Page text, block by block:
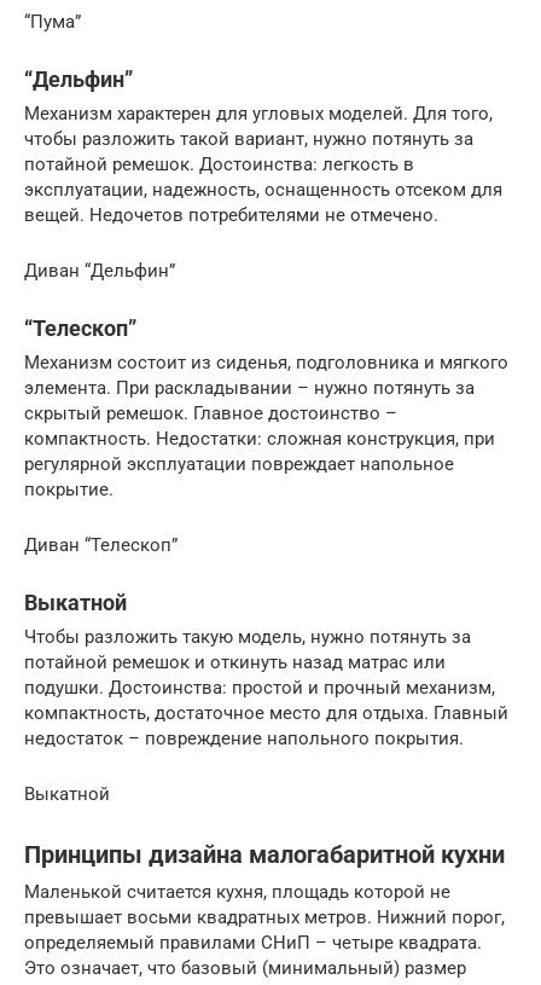
“Пума”
“Дельфин”
Механизм характерен для угловых моделей. Для того,
чтобы разложить такой вариант, нужно потянуть за
потайной ремешок. Достоинства: легкость в
эксплуатации, надежность, оснащенность отсеком для
вещей. Недочетов потребителями не отмечено.
Диван “Дельфин”
“Телескоп”
Механизм состоит из сиденья, подголовника и мягкого
элемента. При раскладывании – нужно потянуть за
скрытый ремешок. Главное достоинство –
компактность. Недостатки: сложная конструкция, при
регулярной эксплуатации повреждает напольное
покрытие.
Диван “Телескоп”
Выкатной
Чтобы разложить такую модель, нужно потянуть за
потайной ремешок и откинуть назад матрас или
подушки. Достоинства: простой и прочный механизм,
компактность, достаточное место для отдыха. Главный
недостаток – повреждение напольного покрытия.
Выкатной
Принципы дизайна малогабаритной кухни
Маленькой считается кухня, площадь которой не
превышает восьми квадратных метров. Нижний порог,
определяемый правилами СНиП – четыре квадрата.
Это означает, что базовый (минимальный) размер